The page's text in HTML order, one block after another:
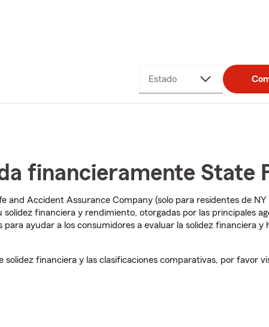
Estado
financieramente State
and Accident Assurance Company (solo para residentes de NY
financiera y rendimiento, otorgadas por las principales
para ayudar a los consumidores a evaluar la solidez financiera y
solidez financiera y las clasificaciones comparativas, por favor